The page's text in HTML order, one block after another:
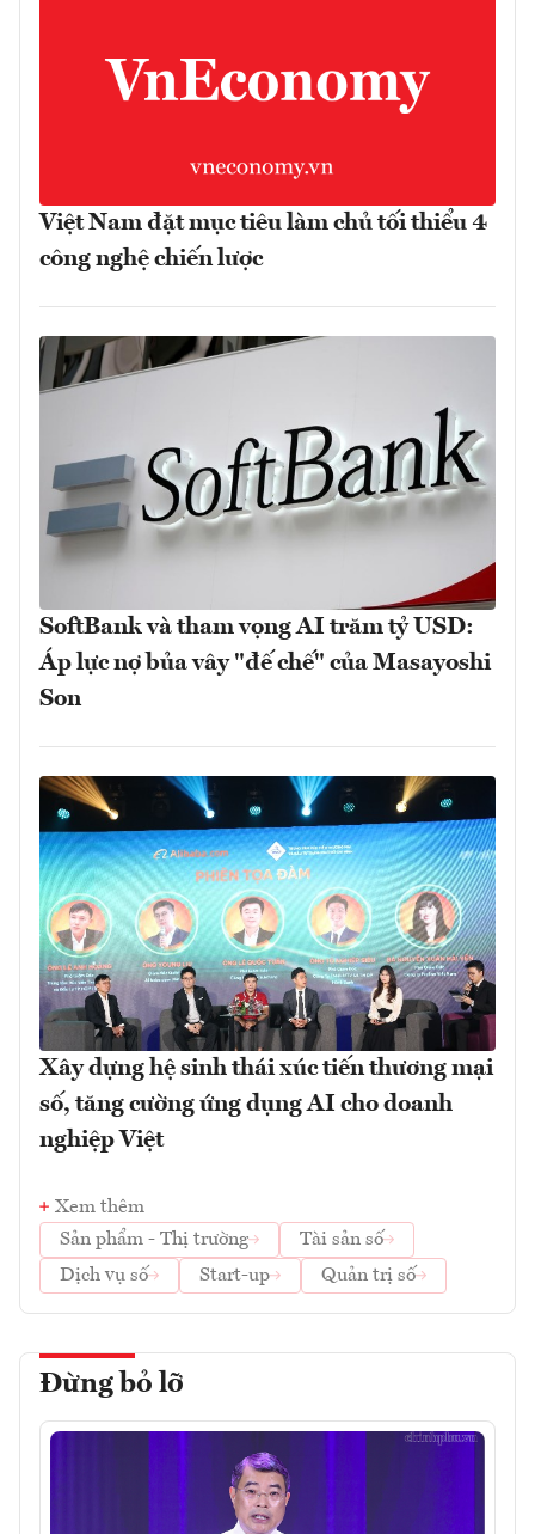
Việt Nam đặt mục tiêu làm chủ tối thiểu 4
công nghệ chiến lược
SoftBank và tham vọng AI trăm tỷ USD:
Áp lực nợ bủa vây "đế chế" của Masayoshi
Son
Xây dựng hệ sinh thái xúc tiến thương mại
số, tăng cường ứng dụng AI cho doanh
nghiệp Việt
Xem thêm
Sản phẩm - Thị trường
Tài sản số
Dịch vụ số
Start-up Quản trị số
Đừng bỏ lỡ